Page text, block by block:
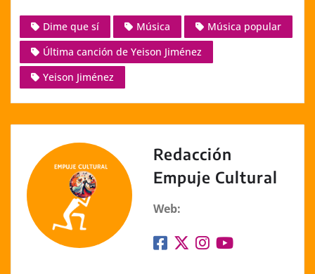
p
y
Li
n
k
at
s
A
p
p
c
e
b
o
o
k
ss
e
n
er
ai
l
k
e
Dime que sí Música
Música popular
Última canción de Yeison Jiménez
Yeison Jiménez
Redacción
Empuje Cultural
Web: